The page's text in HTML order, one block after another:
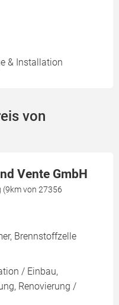
& Installation
von
Vente GmbH
(9km von 27356
Brennstoffzelle
/ Einbau,
Renovierung /